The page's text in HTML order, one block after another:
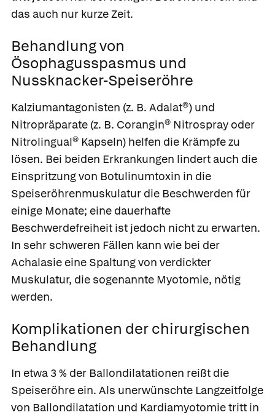
das auch nur kurze Zeit.
Behandlung von
Ösophagusspasmus und
Nussknacker-Speiseröhre
Kalziumantagonisten (z. B. Adalat®) und
Nitropräparate (z. B. Corangin® Nitrospray oder
Nitrolingual® Kapseln) helfen die Krämpfe zu
lösen. Bei beiden Erkrankungen lindert auch die
Einspritzung von Botulinumtoxin in die
Speiseröhrenmuskulatur die Beschwerden für
einige Monate; eine dauerhafte
Beschwerdefreiheit ist jedoch nicht zu erwarten.
In sehr schweren Fällen kann wie bei der
Achalasie eine Spaltung von verdickter
Muskulatur, die sogenannte Myotomie, nötig
werden.
Komplikationen der chirurgischen
Behandlung
In etwa 3 % der Ballondilatationen reißt die
Speiseröhre ein. Als unerwünschte Langzeitfolge
von Ballondilatation und Kardiamyotomie tritt in